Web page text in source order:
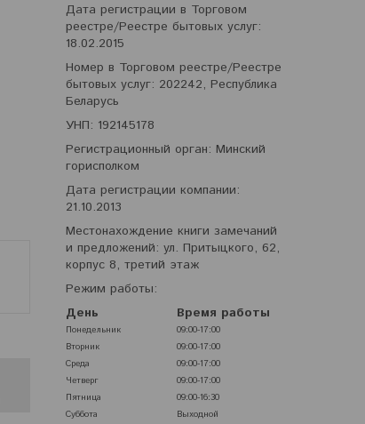
Дата регистрации в Торговом
реестре/Реестре бытовых услуг:
18.02.2015
Номер в Торговом реестре/Реестре
бытовых услуг: 202242, Республика
Беларусь
УНП: 192145178
Регистрационный орган: Минский
горисполком
Дата регистрации компании:
21.10.2013
Местонахождение книги замечаний
и предложений: ул. Притыцкого, 62,
корпус 8, третий этаж
Режим работы:
День
Время работы
Понедельник
09:00-17:00
Вторник
09:00-17:00
Среда
09:00-17:00
Четверг
09:00-17:00
Пятница
09:00-16:30
Суббота
Выходной